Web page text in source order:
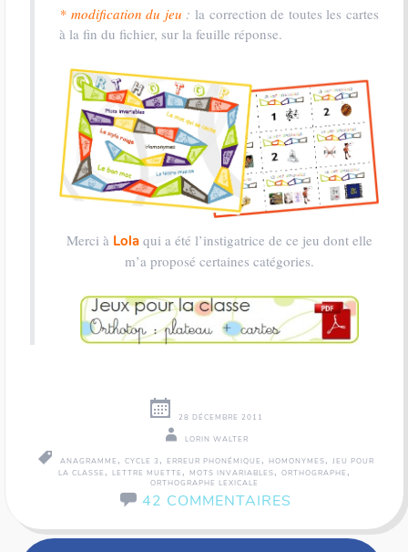
* modification du jeu : la correction de toutes les cartes
à la fin du fichier, sur la feuille réponse.
Merci à Lolaqui a été l’instigatrice de ce jeu dont elle
m’a proposé certaines catégories.
28 DÉCEMBRE 2011
LORIN WALTER
ANAGRAMME , CYCLE 3 , ERREUR PHONÉMIQUE , HOMONYMES, JEU POUR
LA CLASSE , LETTRE MUETTE , MOTS INVARIABLES, ORTHOGRAPHE ,
ORTHOGRAPHE LEXICALE
42 COMMENTAIRES